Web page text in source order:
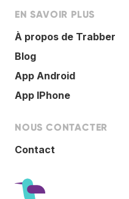
EN SAVOIR PLUS
À propos de Trabber
Blog
App Android
App IPhone
NOUS CONTACTER
Contact